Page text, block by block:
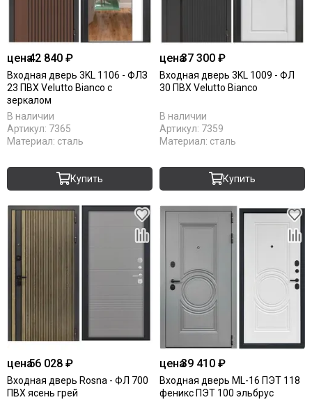
цена42 840 ₽
Входная дверь 3KL 1106 - ФЛЗ
23 ПВХ Velutto Bianco с
зеркалом
В наличии
Артикул: 7365
Материал: сталь
Купить
цена37 300 ₽
Входная дверь 3KL 1009 - ФЛ
30 ПВХ Velutto Bianco
В наличии
Артикул: 7359
Материал: сталь
Купить
цена56 028 ₽
Входная дверь Rosna - ФЛ 700
ПВХ ясень грей
цена39 410 ₽
Входная дверь ML-16 ПЭТ 118
феникс ПЭТ 100 эльбрус